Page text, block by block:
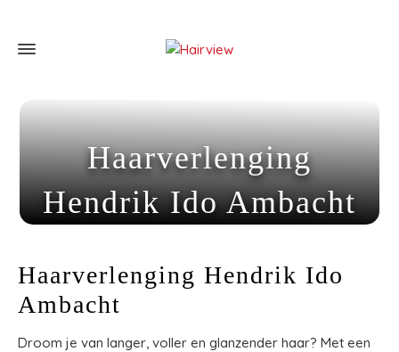
Haarverlenging
Hendrik Ido Ambacht
Haarverlenging Hendrik Ido
Ambacht
Droom je van langer, voller en glanzender haar? Met een